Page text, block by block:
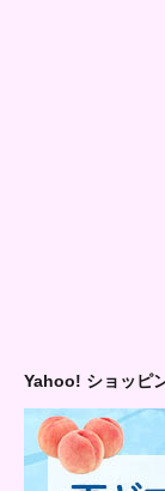
Yahoo! ショッピ